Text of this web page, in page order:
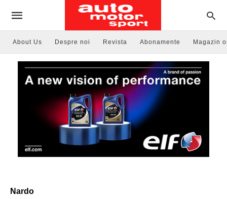
About Us Despre noi Revista Abonamente Magazin
Nardo